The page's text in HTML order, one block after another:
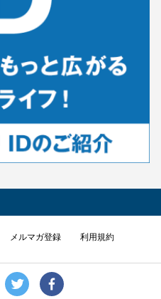
メルマガ登録 利用規約